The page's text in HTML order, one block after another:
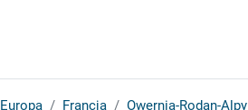
Europa Francja Owernia-Rodan-Alpy